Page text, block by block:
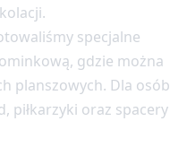
specjalne
gdzie można
planszowych. Dla osób
piłkarzyki oraz spacery